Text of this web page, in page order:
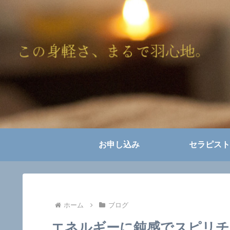
お申し込み セラピスト
ホーム ブログ